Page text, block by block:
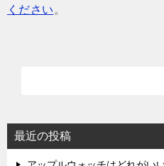
ください 。
最近の投稿